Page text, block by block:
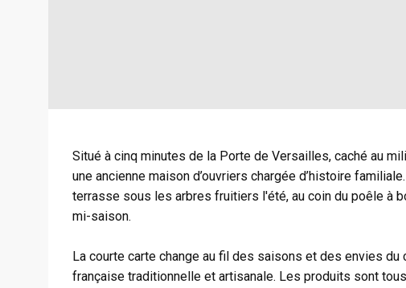
Situé à cinq minutes de la Porte de Versailles, caché au
une ancienne maison d’ouvriers chargée d’histoire
terrasse sous les arbres fruitiers l'été, au coin du poêle à
mi-saison.
La courte carte change au fil des saisons et des envies
française traditionnelle et artisanale. Les produits sont